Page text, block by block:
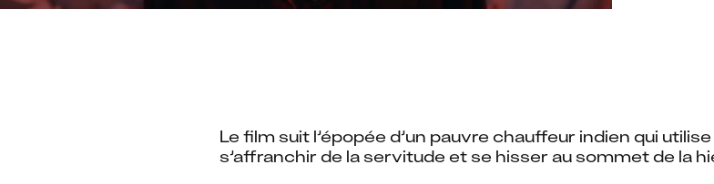
Le film suit l’épopée d’un pauvre chauffeur indien qui
s’affranchir de la servitude et se hisser au sommet de la